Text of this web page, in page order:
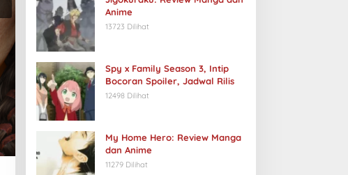
Anime
13723 Dilihat
Spy x Family Season 3, Intip
Bocoran Spoiler, Jadwal Rilis
12498 Dilihat
My Home Hero: Review Manga
dan Anime
11279 Dilihat